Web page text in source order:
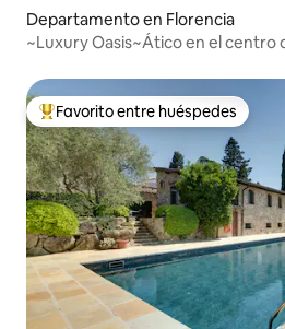
Departamento en Florencia
~Luxury Oasis~Ático en el centro
De los mejores en Favorito entre
Favorito entre huéspedes